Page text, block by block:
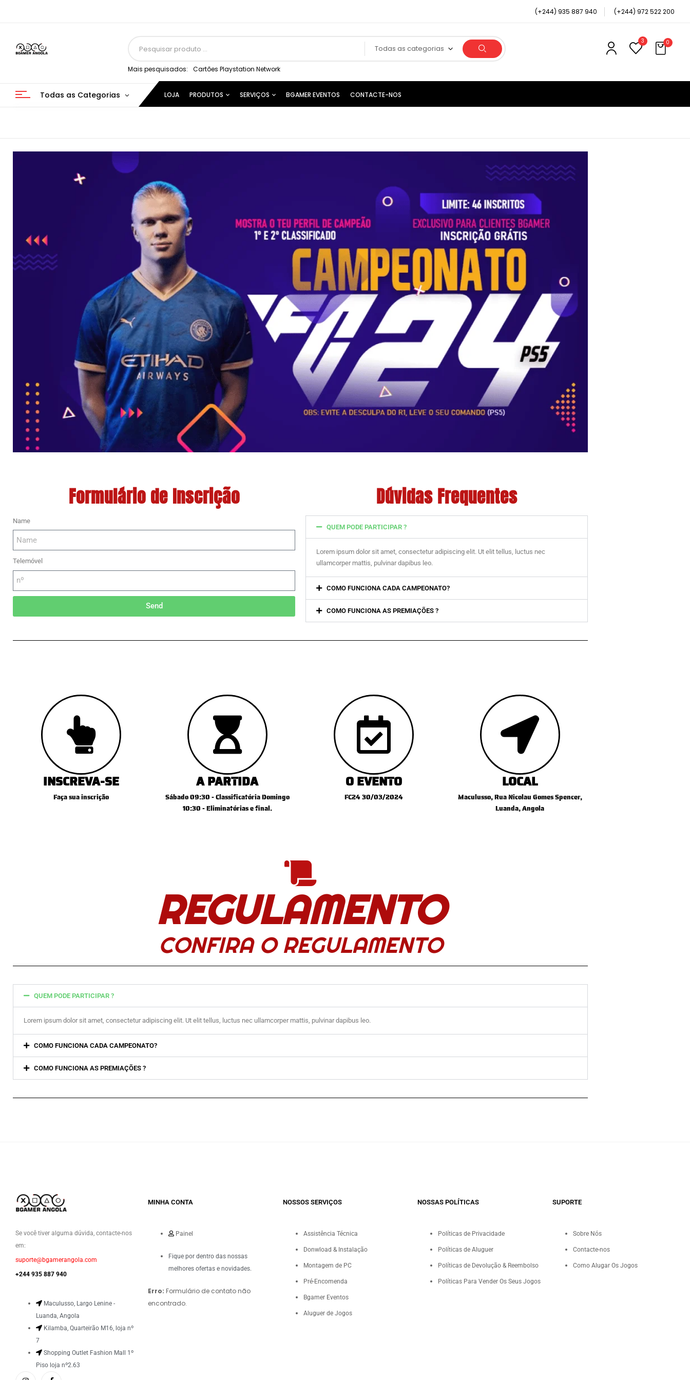
(+244) 935 887 940 (+244) 972 522 200
Todas as categorias
Mais pesquisados: Cartões Playstation Network
3 0
Todas as Categorias LOJA PRODUTOS SERVIÇOS BGAMER EVENTOS CONTACTE-NOS
Formulário de Inscrição
Name
Telemóvel
Send
Dúvidas Frequentes
QUEM PODE PARTICIPAR ?
Lorem ipsum dolor sit amet, consectetur adipiscing elit. Ut elit tellus, luctus nec
ullamcorper mattis, pulvinar dapibus leo.
COMO FUNCIONA CADA CAMPEONATO?
COMO FUNCIONA AS PREMIAÇÕES ?
INSCREVA-SE
Faça sua inscrição
A PARTIDA
Sábado 09:30 - Classificatória Domingo
10:30 - Eliminatórias e final.
O EVENTO
FC24 30/03/2024
LOCAL
Maculusso, Rua Nicolau Gomes Spencer,
Luanda, Angola
REGULAMENTO
CONFIRA O REGULAMENTO
QUEM PODE PARTICIPAR ?
Lorem ipsum dolor sit amet, consectetur adipiscing elit. Ut elit tellus, luctus nec ullamcorper mattis, pulvinar dapibus leo.
COMO FUNCIONA CADA CAMPEONATO?
COMO FUNCIONA AS PREMIAÇÕES ?
Se você tiver alguma dúvida, contacte-nos
em:
suporte@bgamerangola.com
+244 935 887 940
Maculusso, Largo Lenine -
Luanda, Angola
Kilamba, Quarteirão M16, loja nº
7
Shopping Outlet Fashion Mall 1º
Piso loja nº2.63
MINHA CONTA
Painel
Fique por dentro das nossas
melhores ofertas e novidades.
Erro: Formulário de contato não
encontrado.
NOSSOS SERVIÇOS​
Assistência Técnica
Donwload & Instalação
Montagem de PC
Pré-Encomenda
Bgamer Eventos
Aluguer de Jogos
NOSSAS POLÍTICAS
Políticas de Privacidade
Políticas de Aluguer
Políticas de Devolução & Reembolso
Políticas Para Vender Os Seus Jogos
SUPORTE
Sobre Nós
Contacte-nos
Como Alugar Os Jogos